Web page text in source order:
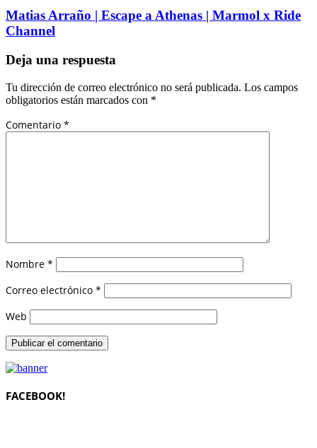
Matias Arraño | Escape a Athenas | Marmol x Ride
Channel
Deja una respuesta
Tu dirección de correo electrónico no será publicada. Los campos
obligatorios están marcados con *
Comentario *
Nombre *
Correo electrónico *
Web
FACEBOOK!